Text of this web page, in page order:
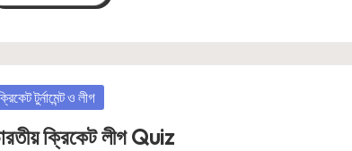
টুর্নামেন্ট ও লীগ
ক্রিকেট লীগ Quiz